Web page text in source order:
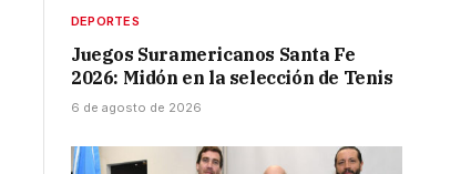
DEPORTES
Juegos Suramericanos Santa Fe
2026: Midón en la selección de Tenis
6 de agosto de 2026